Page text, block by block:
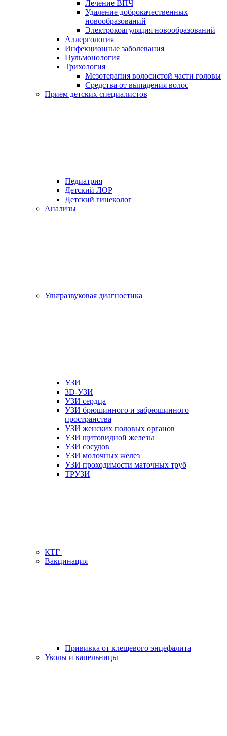
Лечение ВПЧ
Удаление доброкачественных
новообразований
Электрокоагуляция новообразований
Аллергология
Инфекционные заболевания
Пульмонология
Трихология
Мезотерапия волосистой части головы
Средства от выпадения волос
Прием детских специалистов
Педиатрия
Детский ЛОР
Детский гинеколог
Анализы
Ультразвуковая диагностика
УЗИ
3D-УЗИ
УЗИ сердца
УЗИ брюшинного и забрюшинного
пространства
УЗИ женских половых органов
УЗИ щитовидной железы
УЗИ сосудов
УЗИ молочных желез
УЗИ проходимости маточных труб
ТРУЗИ
КТГ
Вакцинация
Прививка от клещевого энцефалита
Уколы и капельницы